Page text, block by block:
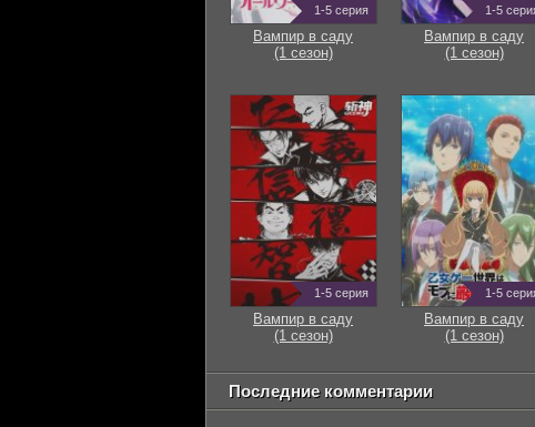
1-5 серия
Вампир в саду
(1 сезон)
1-5
Вампир в саду
(1 сезон)
1-5 серия
Вампир в саду
(1 сезон)
1-5
Вампир в саду
(1 сезон)
Последние комментарии